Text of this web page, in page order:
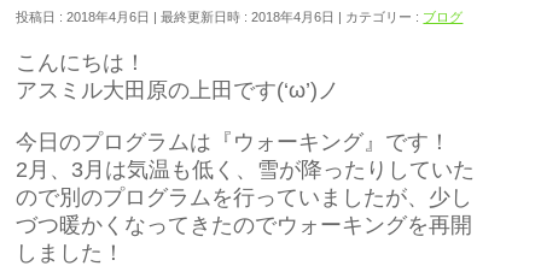
投稿日 : 2018年4月6日 最終更新日時 : 2018年4月6日 カテゴリー : ブログ
こんにちは！
アスミル大田原の上田です(‘ω’)ノ
今日のプログラムは『ウォーキング』です！
2月、3月は気温も低く、雪が降ったりしていた
ので別のプログラムを行っていましたが、少し
づつ暖かくなってきたのでウォーキングを再開
しました！